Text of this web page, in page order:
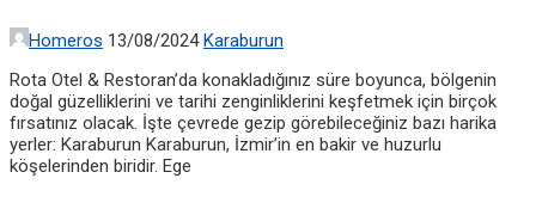
Homeros 13/08/2024 Karaburun
Rota Otel & Restoran’da konakladığınız süre boyunca, bölgenin
doğal güzelliklerini ve tarihi zenginliklerini keşfetmek için birçok
fırsatınız olacak. İşte çevrede gezip görebileceğiniz bazı harika
yerler: Karaburun Karaburun, İzmir’in en bakir ve huzurlu
köşelerinden biridir. Ege